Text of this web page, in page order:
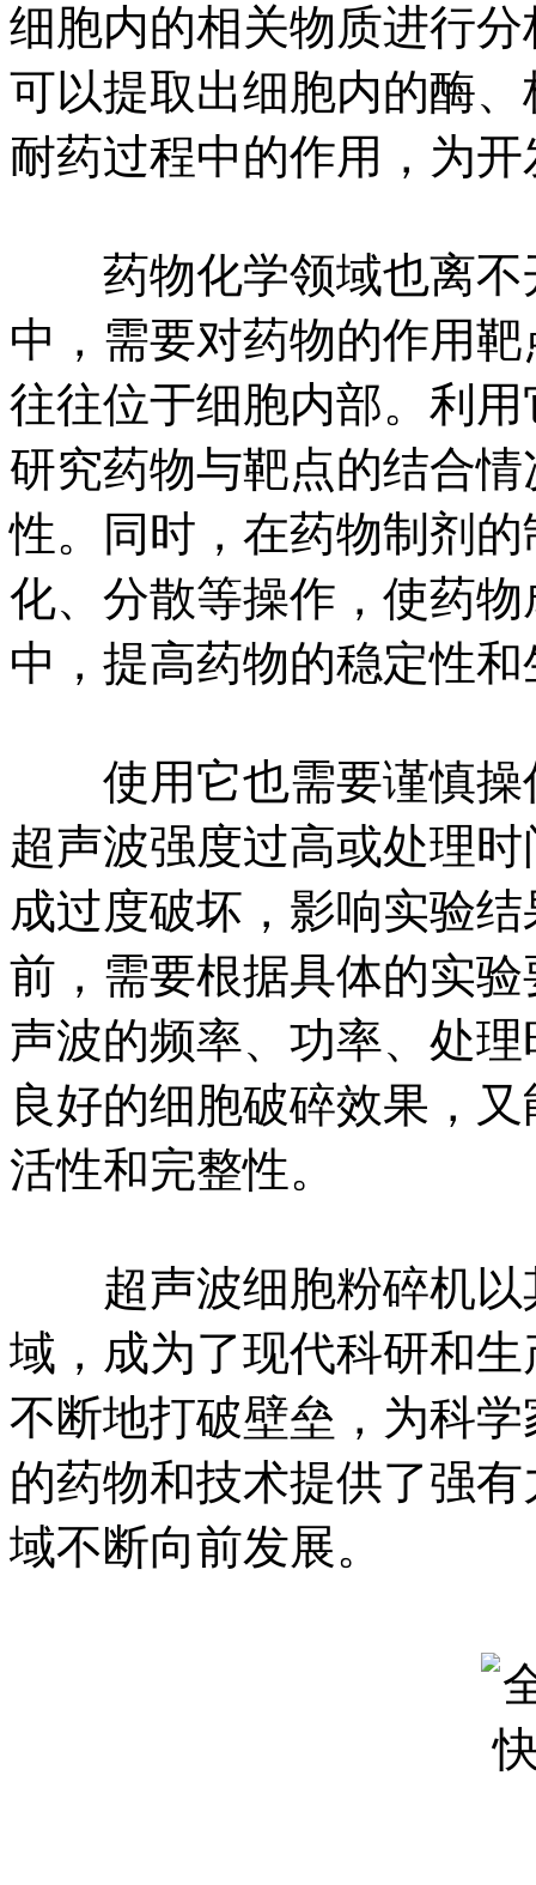
细胞内的相关物质进行
可以提取出细胞内的酶
耐药过程中的作用，为
药物化学领域也离不
中，需要对药物的作用
往往位于细胞内部。利
研究药物与靶点的结合
性。同时，在药物制剂
化、分散等操作，使药
中，提高药物的稳定性
使用它也需要谨慎操
超声波强度过高或处理
成过度破坏，影响实验
前，需要根据具体的实
声波的频率、功率、处
良好的细胞破碎效果，
活性和完整性。
超声波细胞粉碎机以
域，成为了现代科研和
不断地打破壁垒，为科
的药物和技术提供了强
域不断向前发展。